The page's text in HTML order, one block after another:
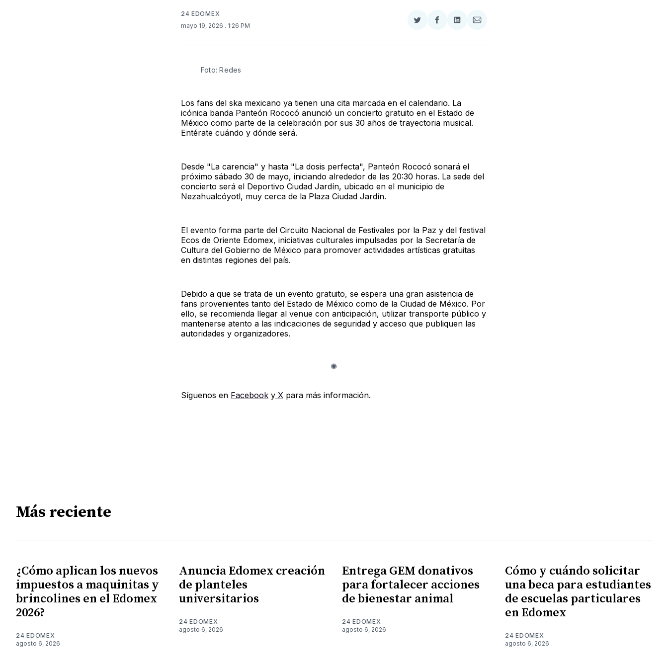
24 EDOMEX
mayo 19, 2026 . 1:26 PM
Compartir
Twitter
Compartir
Facebook
Compartir
LinkedIn
Compartir
Email
Foto: Redes
Los fans del ska mexicano ya tienen una cita marcada en el calendario. La
icónica banda Panteón Rococó anunció un concierto gratuito en el Estado de
México como parte de la celebración por sus 30 años de trayectoria musical.
Entérate cuándo y dónde será.
Desde "La carencia" y hasta "La dosis perfecta", Panteón Rococó sonará el
próximo sábado 30 de mayo, iniciando alrededor de las 20:30 horas. La sede del
concierto será el Deportivo Ciudad Jardín, ubicado en el municipio de
Nezahualcóyotl, muy cerca de la Plaza Ciudad Jardín.
El evento forma parte del Circuito Nacional de Festivales por la Paz y del festival
Ecos de Oriente Edomex, iniciativas culturales impulsadas por la Secretaría de
Cultura del Gobierno de México para promover actividades artísticas gratuitas
en distintas regiones del país.
Debido a que se trata de un evento gratuito, se espera una gran asistencia de
fans provenientes tanto del Estado de México como de la Ciudad de México. Por
ello, se recomienda llegar al venue con anticipación, utilizar transporte público y
mantenerse atento a las indicaciones de seguridad y acceso que publiquen las
autoridades y organizadores.
Síguenos en FacebookyX para más información.
Más reciente
¿Cómo aplican los nuevos
impuestos a maquinitas y
brincolines en el Edomex
2026?
24 EDOMEX
agosto 6, 2026
Anuncia Edomex creación
de planteles
universitarios
24 EDOMEX
agosto 6, 2026
Entrega GEM donativos
para fortalecer acciones
de bienestar animal
24 EDOMEX
agosto 6, 2026
Cómo y cuándo solicitar
una beca para estudiantes
de escuelas particulares
en Edomex
24 EDOMEX
agosto 6, 2026